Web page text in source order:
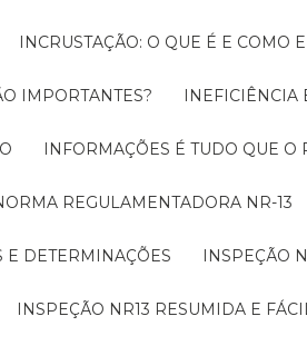
INCRUSTAÇÃO: O QUE É E COMO
IMPORTANTES? INEFICIÊNCIA
INFORMAÇÕES É TUDO QUE O
REGULAMENTADORA NR-13
E DETERMINAÇÕES INSPEÇÃO
INSPEÇÃO NR13 RESUMIDA E